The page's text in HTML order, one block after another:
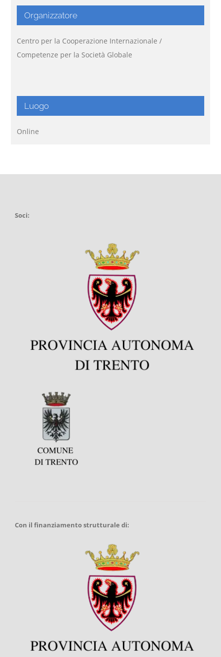
Organizzatore
Centro per la Cooperazione Internazionale /
Competenze per la Società Globale
Luogo
Online
Soci:
Con il finanziamento strutturale di: